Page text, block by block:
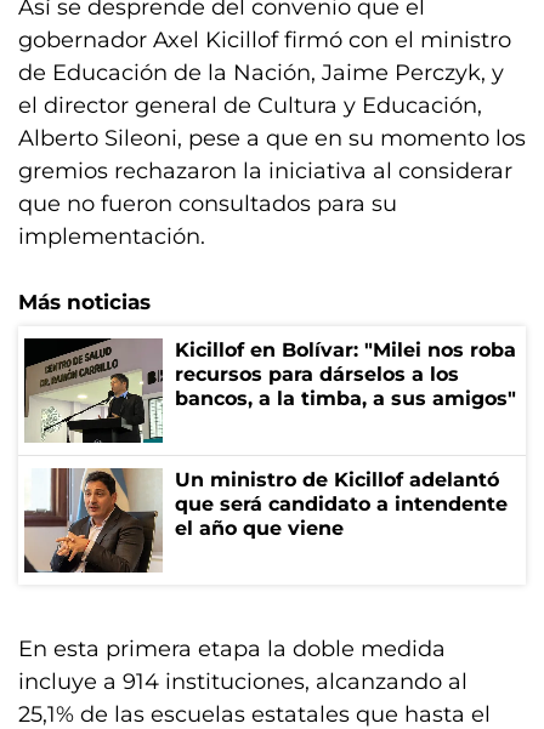
Así se desprende del convenio que el
gobernador Axel Kicillof firmó con el ministro
de Educación de la Nación, Jaime Perczyk, y
el director general de Cultura y Educación,
Alberto Sileoni, pese a que en su momento los
gremios rechazaron la iniciativa al considerar
que no fueron consultados para su
implementación.
Más noticias
Kicillof en Bolívar: "Milei nos roba
recursos para dárselos a los
bancos, a la timba, a sus amigos"
Un ministro de Kicillof adelantó
que será candidato a intendente
el año que viene
En esta primera etapa la doble medida
incluye a 914 instituciones, alcanzando al
25,1% de las escuelas estatales que hasta el